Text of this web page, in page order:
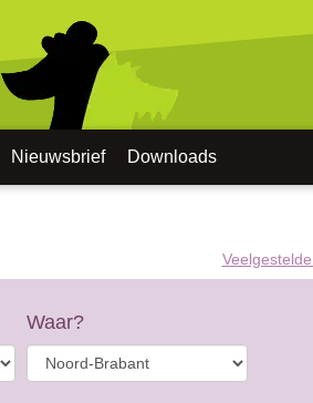
Nieuwsbrief Downloads
Waar?